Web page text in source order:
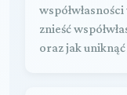
znieść
oraz jak